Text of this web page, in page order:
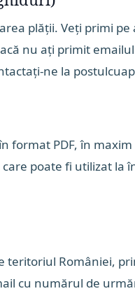
plății. Veți primi pe
nu ați primit
ne la
format PDF, în
poate fi utilizat la
teritoriul României,
cu numărul de